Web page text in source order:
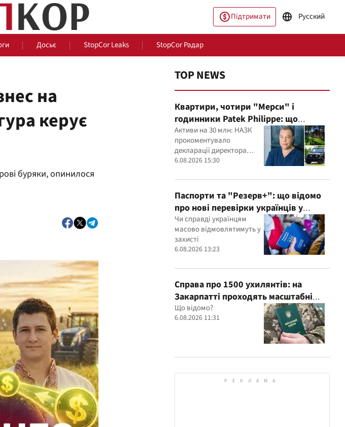
Підтримати Русский
Досьє StopCor Leaks StopCor Радар
на
керує
буряки, опинилося
TOP NEWS
Квартири, чотири "Мерси" і
годинники Patek Philippe: що
показала перевірка декларацій
керівника дитячого кардіоцентру
Маньковського і що каже НАЗК?
Активи на 30 млн: НАЗК
прокоментувало
декларації директора
кардіоцентру Георгія
6.08.2026 15:30
Паспорти та "Резерв+": що відомо
про нові перевірки українців у
Румунії
Чи справді українцям
масово відмовлятимуть у
захисті
6.08.2026 13:23
Справа про 1500 ухилянтів: на
Закарпатті проходять масштабні
обшуки в ТЦК, – Глагола
Що відомо?
6.08.2026 11:31